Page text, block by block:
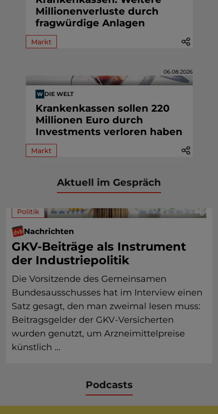
Millionenverluste durch
fragwürdige Anlagen
Markt
06.08.2026
DIE WELT
Krankenkassen sollen 220
Millionen Euro durch
Investments verloren haben
Markt
Aktuell im Gespräch
Politik
Nachrichten
GKV-Beiträge als Instrument
der Industriepolitik
Die Vorsitzende des Gemeinsamen
Bundesausschusses hat im Interview einen
Satz gesagt, den man zweimal lesen muss:
Beitragsgelder der GKV-Versicherten
wurden genutzt, um Arzneimittelpreise
künstlich ...
Podcasts